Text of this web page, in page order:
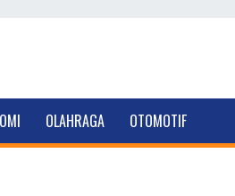
OLAHRAGA OTOMOTIF